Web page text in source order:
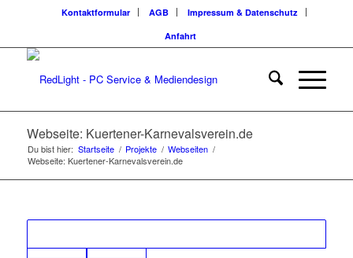
Kontaktformular AGB
Impressum & Datenschutz
Anfahrt
Webseite: Kuertener-Karnevalsverein.de
Du bist hier: Startseite / Projekte / Webseiten /
Webseite: Kuertener-Karnevalsverein.de